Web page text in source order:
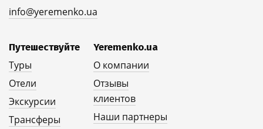
info@yeremenko.ua
Путешествуйте
Туры
Отели
Экскурсии
Трансферы
Yeremenko.ua
О компании
Отзывы
клиентов
Наши партнеры